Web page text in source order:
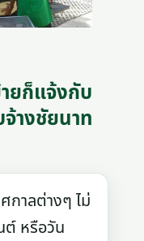
ยก็แจ้งกับ
างชัยนาท
าลต่างๆ ไม่
ต์ หรือวัน